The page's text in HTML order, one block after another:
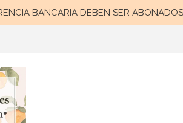
BANCARIA DEBEN SER